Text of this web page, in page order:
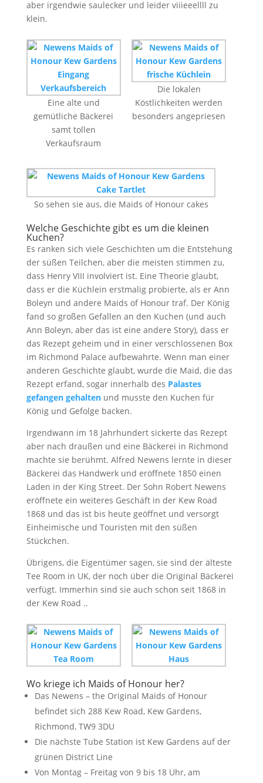
aber irgendwie saulecker und leider viiieeellll zu
klein.
Eine alte und
gemütliche Bäckerei
samt tollen
Verkaufsraum
Die lokalen
Köstlichkeiten werden
besonders angepriesen
So sehen sie aus, die Maids of Honour cakes
Welche Geschichte gibt es um die kleinen
Kuchen?
Es ranken sich viele Geschichten um die Entstehung
der süßen Teilchen, aber die meisten stimmen zu,
dass Henry VIII involviert ist. Eine Theorie glaubt,
dass er die Küchlein erstmalig probierte, als er Ann
Boleyn und andere Maids of Honour traf. Der König
fand so großen Gefallen an den Kuchen (und auch
Ann Boleyn, aber das ist eine andere Story), dass er
das Rezept geheim und in einer verschlossenen Box
im Richmond Palace aufbewahrte. Wenn man einer
anderen Geschichte glaubt, wurde die Maid, die das
Rezept erfand, sogar innerhalb des Palastes
gefangen gehaltenund musste den Kuchen für
König und Gefolge backen.
Irgendwann im 18 Jahrhundert sickerte das Rezept
aber nach draußen und eine Bäckerei in Richmond
machte sie berühmt. Alfred Newens lernte in dieser
Bäckerei das Handwerk und eröffnete 1850 einen
Laden in der King Street. Der Sohn Robert Newens
eröffnete ein weiteres Geschäft in der Kew Road
1868 und das ist bis heute geöffnet und versorgt
Einheimische und Touristen mit den süßen
Stückchen.
Übrigens, die Eigentümer sagen, sie sind der älteste
Tee Room in UK, der noch über die Original Bäckerei
verfügt. Immerhin sind sie auch schon seit 1868 in
der Kew Road ..
Wo kriege ich Maids of Honour her?
Das Newens – the Original Maids of Honour
befindet sich 288 Kew Road, Kew Gardens,
Richmond, TW9 3DU
Die nächste Tube Station ist Kew Gardens auf der
grünen District Line
Von Montag – Freitag von 9 bis 18 Uhr, am